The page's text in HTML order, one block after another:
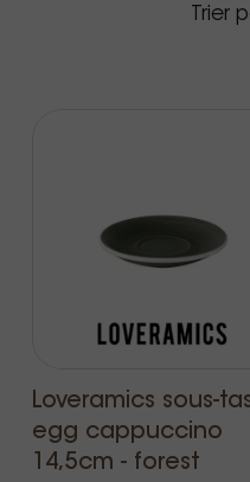
Trier
Loveramics sous-
egg cappuccino
14,5cm - forest